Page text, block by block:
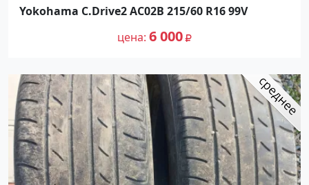
Yokohama C.Drive2 AC02B 215/60 R16 99V
цена 6 000